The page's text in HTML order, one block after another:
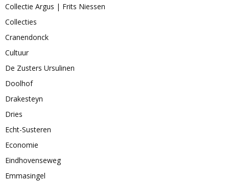
Collectie Argus | Frits Niessen
Collecties
Cranendonck
Cultuur
De Zusters Ursulinen
Doolhof
Drakesteyn
Dries
Echt-Susteren
Economie
Eindhovenseweg
Emmasingel